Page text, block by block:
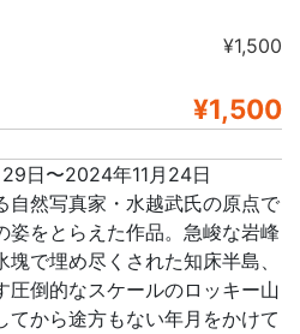
¥1,500
¥1,500
日〜2024年11月24日
自然写真家・水越武氏の原点で
姿をとらえた作品。急峻な岩峰
で埋め尽くされた知床半島、
圧倒的なスケールのロッキー山
てから途方もない年月をかけて